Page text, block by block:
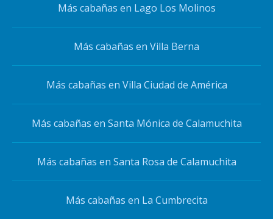
Más cabañas en Lago Los Molinos
Más cabañas en Villa Berna
Más cabañas en Villa Ciudad de América
Más cabañas en Santa Mónica de Calamuchita
Más cabañas en Santa Rosa de Calamuchita
Más cabañas en La Cumbrecita